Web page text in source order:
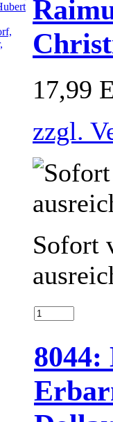
17,99
zzgl.
Sofort
8044: